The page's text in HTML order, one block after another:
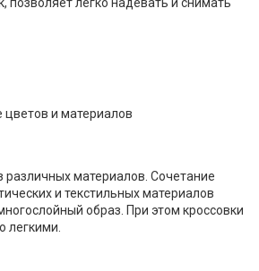
позволяет легко надевать и снимать
цветов и материалов
материалов. Сочетание
и текстильных материалов
образ. При этом кроссовки
легкими.